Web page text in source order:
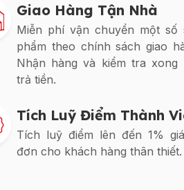
Giao Hàng Tận Nhà
Miễn phí vận chuyển một số
phẩm theo chính sách giao
Nhận hàng và kiểm tra xong
trả tiền.
Tích Luỹ Điểm Thành
Tích luỹ điểm lên đến 1%
đơn cho khách hàng thân thiết.